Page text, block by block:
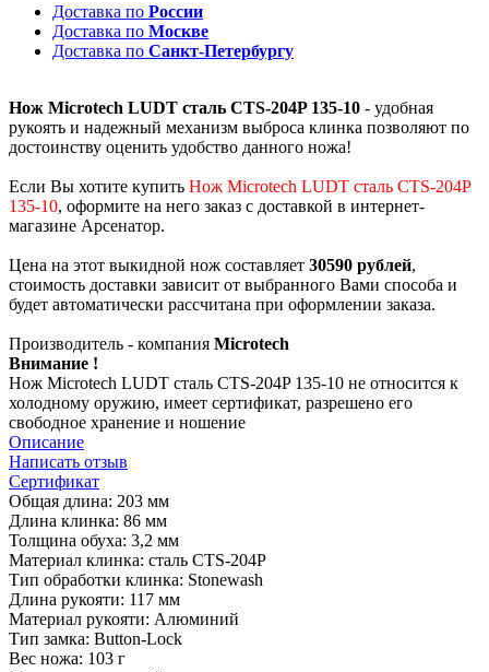
Доставка по России
Доставка по Москве
Доставка по Санкт-Петербургу
Нож Microtech LUDT сталь CTS-204P 135-10 - удобная
рукоять и надежный механизм выброса клинка позволяют по
достоинству оценить удобство данного ножа!
Если Вы хотите купить Нож Microtech LUDT сталь CTS-204P
135-10, оформите на него заказ с доставкой в интернет-
магазине Арсенатор.
Цена на этот выкидной нож составляет 30590 рублей,
стоимость доставки зависит от выбранного Вами способа и
будет автоматически рассчитана при оформлении заказа.
Производитель - компания Microtech
Внимание !
Нож Microtech LUDT сталь CTS-204P 135-10 не относится к
холодному оружию, имеет сертификат, разрешено его
свободное хранение и ношение
Описание
Написать отзыв
Сертификат
Общая длина: 203 мм
Длина клинка: 86 мм
Толщина обуха: 3,2 мм
Материал клинка: сталь CTS-204P
Тип обработки клинка: Stonewash
Длина рукояти: 117 мм
Материал рукояти: Алюминий
Тип замка: Button-Lock
Вес ножа: 103 г